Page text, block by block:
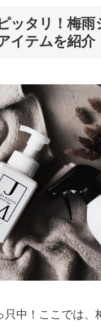
ッタリ！梅雨
イテムを紹介
只中！ここでは、